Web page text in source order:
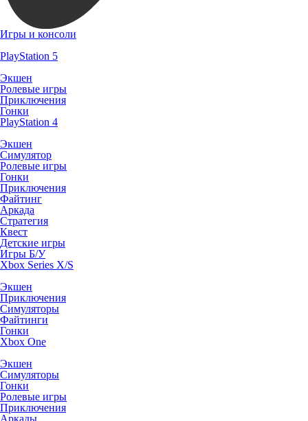
Игры и консоли
PlayStation 5
Экшен
Ролевые игры
Приключения
Гонки
PlayStation 4
Экшен
Симулятор
Ролевые игры
Гонки
Приключения
Файтинг
Аркада
Стратегия
Квест
Детские игры
Игры Б/У
Xbox Series X/S
Экшен
Приключения
Симуляторы
Файтинги
Гонки
Xbox One
Экшен
Симуляторы
Гонки
Ролевые игры
Приключения
Аркады